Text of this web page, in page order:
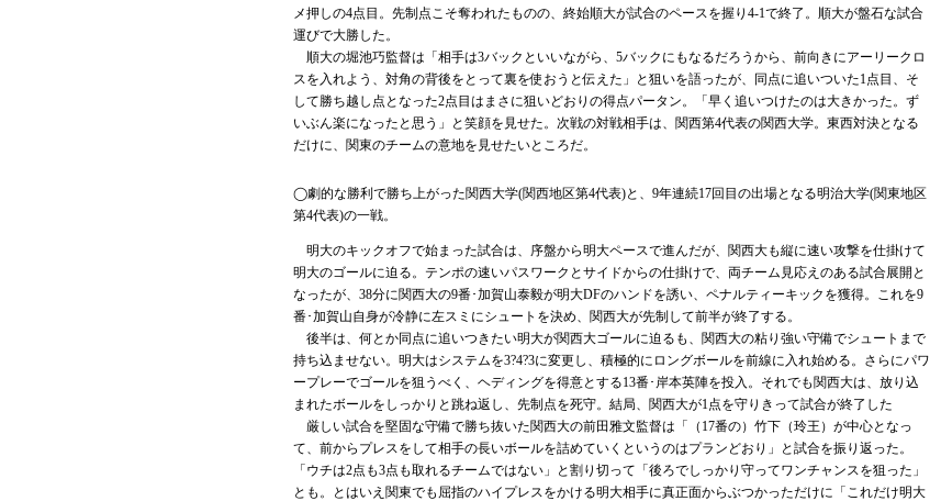
メ押しの4点目。先制点こそ奪われたものの、終始順大が試合のペースを握り4-1で終了。順大が盤石な試合
運びで大勝した。
順大の堀池巧監督は「相手は3バックといいながら、5バックにもなるだろうから、前向きにアーリークロ
スを入れよう、対角の背後をとって裏を使おうと伝えた」と狙いを語ったが、同点に追いついた1点目、そ
して勝ち越し点となった2点目はまさに狙いどおりの得点パータン。「早く追いつけたのは大きかった。ず
いぶん楽になったと思う」と笑顔を見せた。次戦の対戦相手は、関西第4代表の関西大学。東西対決となる
だけに、関東のチームの意地を見せたいところだ。
◯劇的な勝利で勝ち上がった関西大学(関西地区第4代表)と、9年連続17回目の出場となる明治大学(関東地区
第4代表)の一戦。
明大のキックオフで始まった試合は、序盤から明大ペースで進んだが、関西大も縦に速い攻撃を仕掛けて
明大のゴールに迫る。テンポの速いパスワークとサイドからの仕掛けで、両チーム見応えのある試合展開と
なったが、38分に関西大の9番･加賀山泰毅が明大DFのハンドを誘い、ペナルティーキックを獲得。これを9
番･加賀山自身が冷静に左スミにシュートを決め、関西大が先制して前半が終了する。
後半は、何とか同点に追いつきたい明大が関西大ゴールに迫るも、関西大の粘り強い守備でシュートまで
持ち込ませない。明大はシステムを3?4?3に変更し、積極的にロングボールを前線に入れ始める。さらにパワ
ープレーでゴールを狙うべく、ヘディングを得意とする13番･岸本英陣を投入。それでも関西大は、放り込
まれたボールをしっかりと跳ね返し、先制点を死守。結局、関西大が1点を守りきって試合が終了した
厳しい試合を堅固な守備で勝ち抜いた関西大の前田雅文監督は「（17番の）竹下（玲王）が中心となっ
て、前からプレスをして相手の長いボールを詰めていくというのはプランどおり」と試合を振り返った。
「ウチは2点も3点も取れるチームではない」と割り切って「後ろでしっかり守ってワンチャンスを狙った」
とも。とはいえ関東でも屈指のハイプレスをかける明大相手に真正面からぶつかっただけに「これだけ明大